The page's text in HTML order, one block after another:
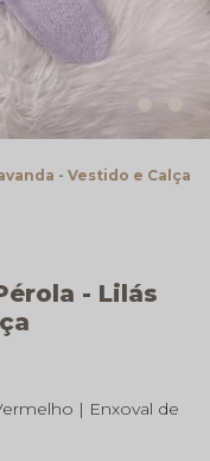
- Vestido e Calça
- Lilás
| Enxoval de